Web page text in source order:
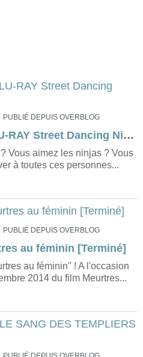
PUBLIÉ DEPUIS OVERBLOG
CONCOURS DVD & BLU-RAY Street Dancing Ninja [Terminé]
Vous aimez les ninjas ? Vous
à toutes ces personnes...
PUBLIÉ DEPUIS OVERBLOG
au féminin [Terminé]
au féminin" ! A l'occasion
2014 du film Meurtres...